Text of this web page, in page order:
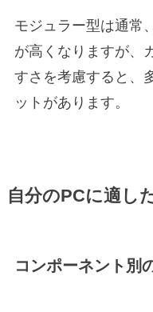
モジュラー型は通常
が高くなりますが、
すさを考慮すると、
ットがあります。
自分のPCに適し
コンポーネント別